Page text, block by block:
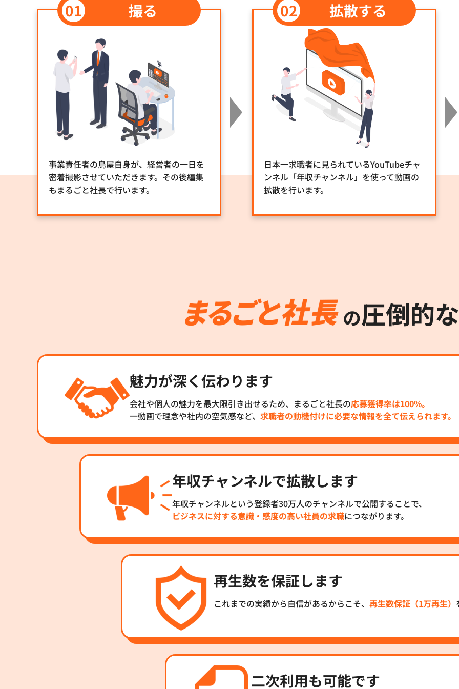
撮る
事業責任者の鳥屋自身が、経営者の一日を
密着撮影させていただきます。その後編集
もまるごと社長で行います。
拡散する
日本一求職者に見られているYouTubeチャ
ンネル「年収チャンネル」を使って動画の
拡散を行います。
の圧倒的
魅力が深く伝わります
会社や個人の魅力を最大限引き出せるため、まるごと社長の応募獲得率は100%。
一動画で理念や社内の空気感など、 求職者の動機付けに必要な情報を全て伝えられます。
年収チャンネルで拡散します
年収チャンネルという登録者30万人のチャンネルで公開することで、
ビジネスに対する意識・感度の高い社員の求職につながります。
再生数を保証します
これまでの実績から自信があるからこそ、 再生数保証（1万再生）
二次利用も可能です